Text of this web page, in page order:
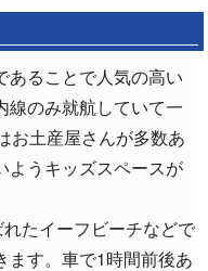
あることで人気の高い
線のみ就航していて一
お土産屋さんが多数あ
ようキッズスペースが
たイーフビーチなどで
ます。車で1時間前後あ